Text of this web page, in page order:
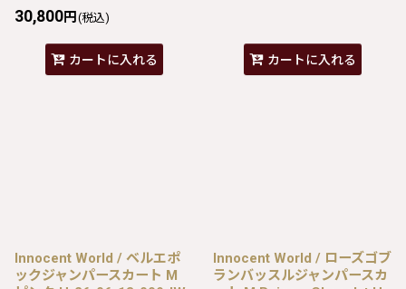
30,800円 (税込)
カートに入れる カートに入れる
Innocent World / ベルエポ
ックジャンパースカート M
Innocent World / ローズゴブ
ランバッスルジャンパースカ